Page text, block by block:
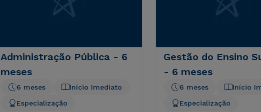
Administração Pública - 6
meses
Início Imediato
6 meses
Especialização
Gestão do Ensino
- 6 meses
Início
6 meses
Especialização